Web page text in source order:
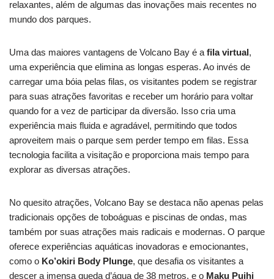
relaxantes, além de algumas das inovações mais recentes no
mundo dos parques.
Uma das maiores vantagens de Volcano Bay é a fila virtual,
uma experiência que elimina as longas esperas. Ao invés de
carregar uma bóia pelas filas, os visitantes podem se registrar
para suas atrações favoritas e receber um horário para voltar
quando for a vez de participar da diversão. Isso cria uma
experiência mais fluida e agradável, permitindo que todos
aproveitem mais o parque sem perder tempo em filas. Essa
tecnologia facilita a visitação e proporciona mais tempo para
explorar as diversas atrações.
No quesito atrações, Volcano Bay se destaca não apenas pelas
tradicionais opções de toboáguas e piscinas de ondas, mas
também por suas atrações mais radicais e modernas. O parque
oferece experiências aquáticas inovadoras e emocionantes,
como o Ko’okiri Body Plunge, que desafia os visitantes a
descer a imensa queda d’água de 38 metros, e o Maku Puihi